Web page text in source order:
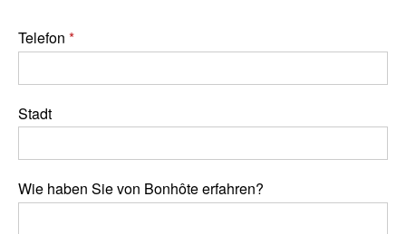
Telefon
Stadt
Wie haben Sie von Bonhôte erfahren?